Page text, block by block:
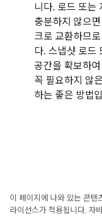
니다. 로드 또는
충분하지 않으
크로 교환하므
다. 스냅샷 로드
공간을 확보하
꼭 필요하지 않
하는 좋은 방법
이 페이지에 나와 있는 콘텐
라이선스가 적용됩니다.